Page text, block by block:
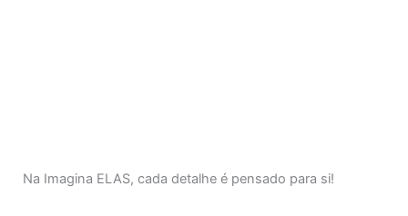
Na Imagina ELAS, cada detalhe é pensado para si!